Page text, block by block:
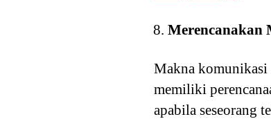
Merencanakan
Makna komunikasi
memiliki
apabila seseorang